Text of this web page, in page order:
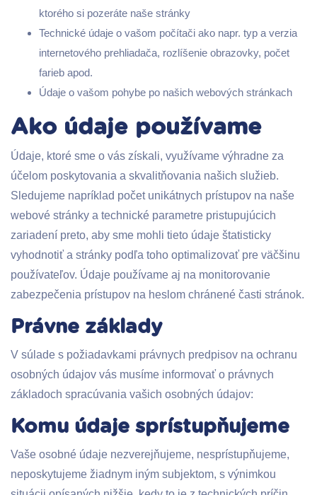
ktorého si pozeráte naše stránky
Technické údaje o vašom počítači ako napr. typ a verzia
internetového prehliadača, rozlíšenie obrazovky, počet
farieb apod.
Údaje o vašom pohybe po našich webových stránkach
Ako údaje používame
Údaje, ktoré sme o vás získali, využívame výhradne za
účelom poskytovania a skvalitňovania našich služieb.
Sledujeme napríklad počet unikátnych prístupov na naše
webové stránky a technické parametre pristupujúcich
zariadení preto, aby sme mohli tieto údaje štatisticky
vyhodnotiť a stránky podľa toho optimalizovať pre väčšinu
používateľov. Údaje používame aj na monitorovanie
zabezpečenia prístupov na heslom chránené časti stránok.
Právne základy
V súlade s požiadavkami právnych predpisov na ochranu
osobných údajov vás musíme informovať o právnych
základoch spracúvania vašich osobných údajov:
Komu údaje sprístupňujeme
Vaše osobné údaje nezverejňujeme, nesprístupňujeme,
neposkytujeme žiadnym iným subjektom, s výnimkou